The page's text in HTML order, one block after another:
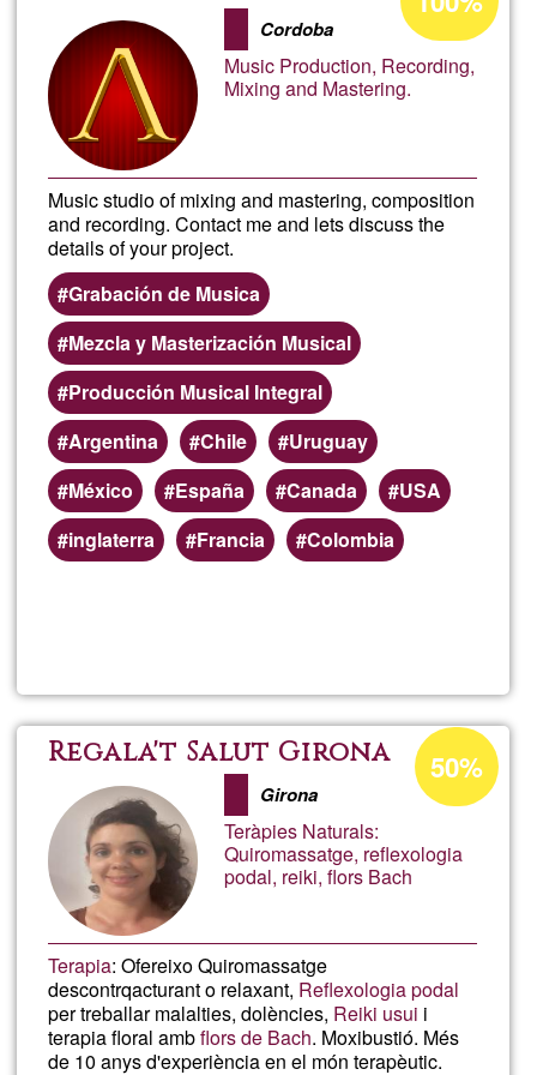
Integral
Cordoba
Music Production, Recording,
Mixing and Mastering.
Music studio of mixing and mastering, composition
and recording. Contact me and lets discuss the
details of your project.
Grabación de Musica
Mezcla y Masterización Musical
Producción Musical Integral
Argentina
Chile
Uruguay
México
España Canada
USA
inglaterra
Francia Colombia
de
aceptación
de
AXIS
Regala't Salut Girona
Girona
Teràpies Naturals:
Quiromassatge, reflexologia
podal, reiki, flors Bach
Terapia: Ofereixo Quiromassatge
descontrqacturant o relaxant, Reflexologia podal
per treballar malalties, dolències, Reiki usui i
terapia floral ambflors de Bach. Moxibustió. Més
de 10 anys d'experiència en el món terapèutic.
Porcentaje
de
aceptación
de
50%